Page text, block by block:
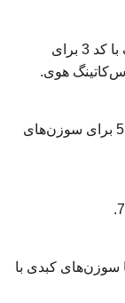
علامت اختصاری برای سوزن‌های ریورس‌کانینگ با کد 3 برای
علامت اختصاری برای سوزن‌های تپر کات با کد 5 برای سوزن‌های
سوزن‌های کبدی با